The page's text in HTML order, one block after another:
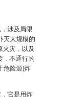
涉及局限
灭大规模的
火灾，以及
，不通行的
危险源(炸
它是用炸